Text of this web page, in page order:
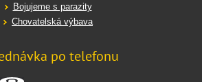
Bojujeme s parazity
Chovatelská výbava
po telefonu